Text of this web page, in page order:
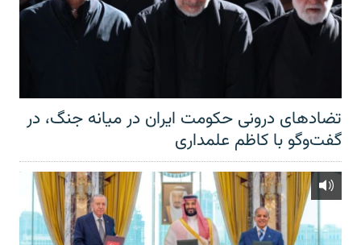
تضادهای درونی حکومت ایران در میانه جنگ، در
گفت‌‌وگو با کاظم علمداری